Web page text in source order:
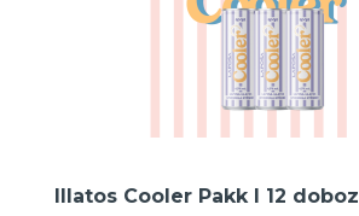
Illatos Cooler Pakk I 12 doboz